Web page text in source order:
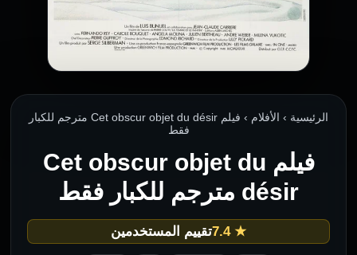
الرئيسية › الأفلام › فيلم Cet obscur objet du désir مترجم للكبار
فقط
فيلم Cet obscur objet du
désir مترجم للكبار فقط
★ 7.4 تقييم المستخدمين